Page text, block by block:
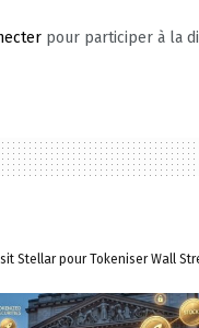
pour participer à la
Stellar pour Tokeniser Wall